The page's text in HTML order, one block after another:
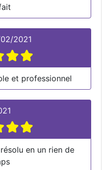
2021
et professionnel
en un rien de